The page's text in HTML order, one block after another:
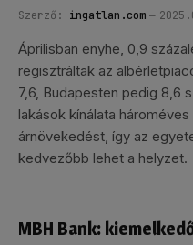
Szerző: ingatlan.com
Áprilisban enyhe, 0,9
regisztráltak az
7,6, Budapesten pedig 8,6
lakások kínálata
árnövekedést, így az
kedvezőbb lehet a helyzet.
MBH Bank: